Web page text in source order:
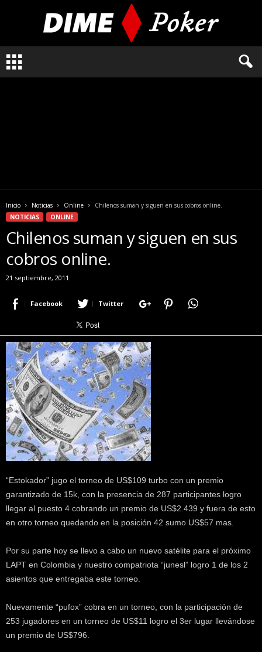
q
t
c
Inicio Noticias Online
Chilenos suman y siguen en sus cobros online.
NOTICIAS
ONLINE
Chilenos suman y siguen en sus
cobros online.
21 septiembre, 2011
Facebook Twitter
“Estokador” jugo el torneo de US$109 turbo con un premio
garantizado de 15k, con la presencia de 287 participantes logro
llegar al puesto 4 cobrando un premio de US$2.439 y fuera de esto
en otro torneo quedando en la posición 42 sumo US$57 mas.
Por su parte hoy se llevo a cabo un nuevo satélite para el próximo
LAPT en Colombia y nuestro compatriota “junesl” logro 1 de los 2
asientos que entregaba este torneo.
Nuevamente “pufox” cobra en un torneo, con la participación de
253 jugadores en un torneo de US$11 logro el 3er lugar llevándose
un premio de US$796.